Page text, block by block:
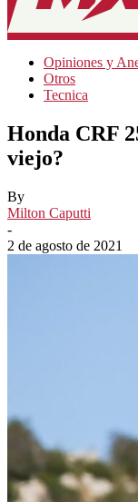
Opiniones y
Otros
Tecnica
Honda CRF
viejo?
By
Milton Caputti
-
2 de agosto de 2021